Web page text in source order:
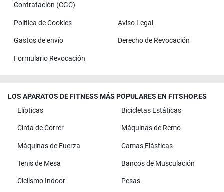
Contratación (CGC)
Política de Cookies Aviso Legal
Gastos de envío Derecho de Revocación
Formulario Revocación
LOS APARATOS DE FITNESS MÁS POPULARES EN FITSHOP.ES
Elípticas
Bicicletas Estáticas
Cinta de Correr Máquinas de Remo
Máquinas de Fuerza Camas Elásticas
Tenis de Mesa Bancos de Musculación
Ciclismo Indoor Pesas